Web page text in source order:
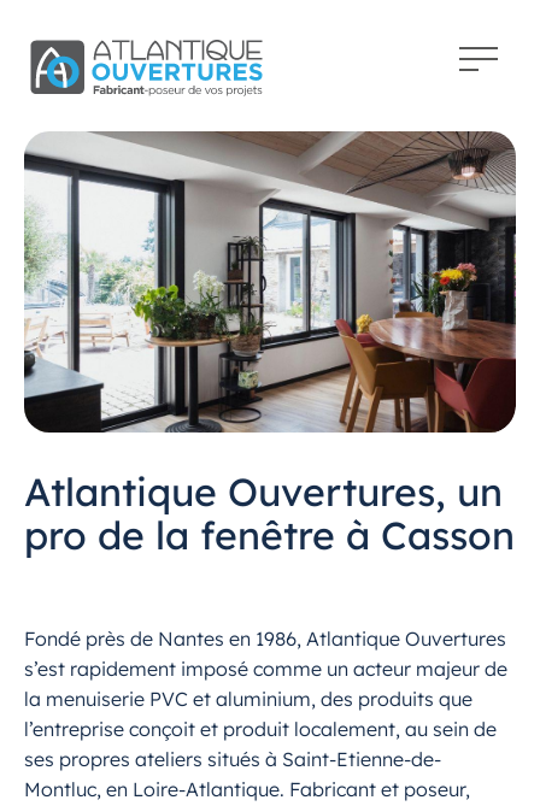
Atlantique Ouvertures, un
pro de la fenêtre à Casson
Fondé près de Nantes en 1986, Atlantique Ouvertures
s’est rapidement imposé comme un acteur majeur de
la menuiserie PVC et aluminium, des produits que
l’entreprise conçoit et produit localement, au sein de
ses propres ateliers situés à Saint-Etienne-de-
Montluc, en Loire-Atlantique. Fabricant et poseur,